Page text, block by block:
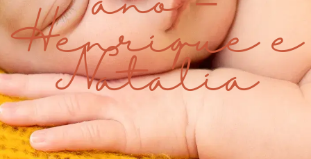
Henrique e
Natalia